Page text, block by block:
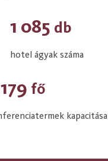
1 085 db
hotel ágyak száma
fő
kapacitása